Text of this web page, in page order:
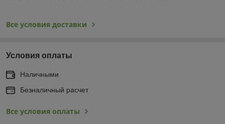
Все условия доставки
Условия оплаты
Наличными
Безналичный расчет
Все условия оплаты